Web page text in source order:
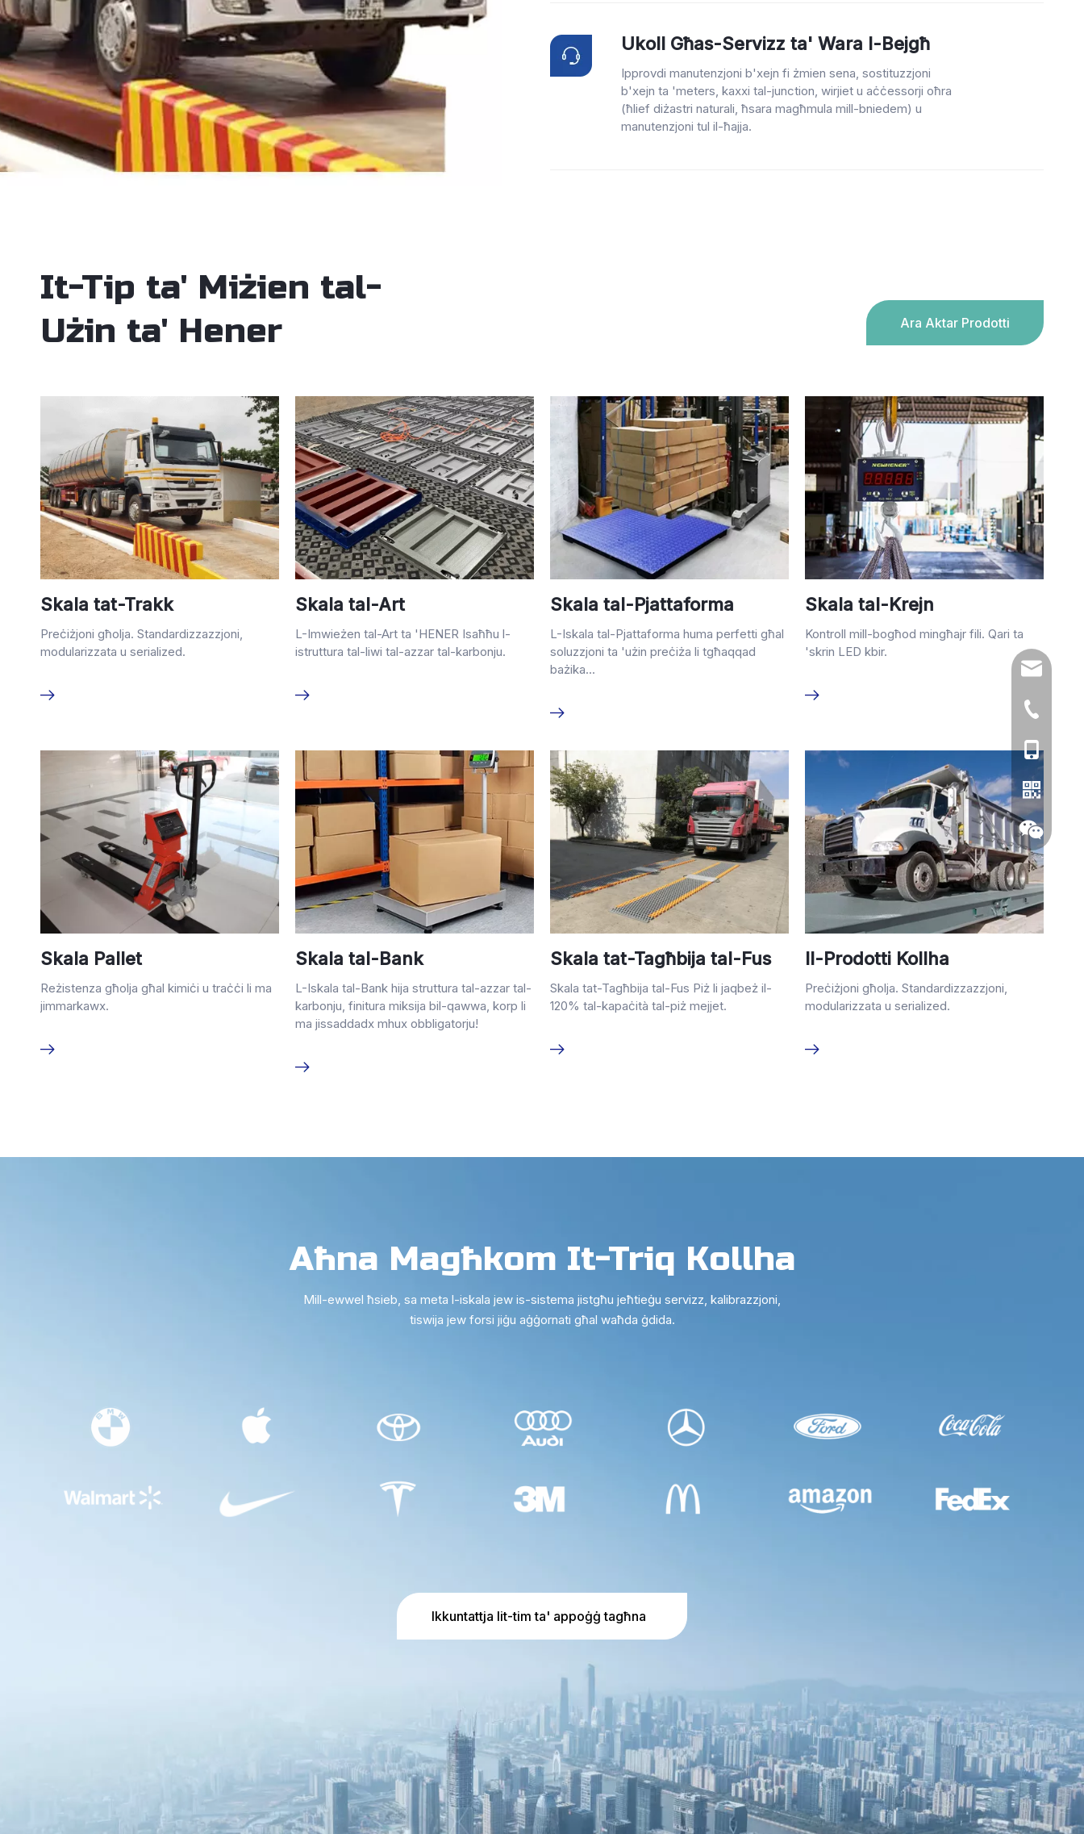
Ukoll Għas-Servizz ta' Wara l-Bejgħ
Ipprovdi manutenzjoni b'xejn fi żmien sena, sostituzzjoni
b'xejn ta 'meters, kaxxi tal-junction, wirjiet u aċċessorji oħra
(ħlief diżastri naturali, ħsara magħmula mill-bniedem) u
manutenzjoni tul il-ħajja.
It-Tip ta' Miżien tal-
Użin ta' Hener
Ara Aktar Prodotti
Skala tat-Trakk
Preċiżjoni għolja. Standardizzazzjoni,
modularizzata u serialized.
Skala tal-Art
L-Imwieżen tal-Art ta 'HENER Isaħħu l-
istruttura tal-liwi tal-azzar tal-karbonju.
Skala tal-Pjattaforma
L-Iskala tal-Pjattaforma huma perfetti għal
soluzzjoni ta 'użin preċiża li tgħaqqad
bażika...
Skala tal-Krejn
Kontroll mill-bogħod mingħajr fili. Qari ta
'skrin LED kbir.
Skala Pallet
Reżistenza għolja għal kimiċi u traċċi li ma
jimmarkawx.
Skala tal-Bank
L-Iskala tal-Bank hija struttura tal-azzar tal-
karbonju, finitura miksija bil-qawwa, korp li
ma jissaddadx mhux obbligatorju!
Skala tat-Tagħbija tal-Fus
Skala tat-Tagħbija tal-Fus Piż li jaqbeż il-
120% tal-kapaċità tal-piż mejjet.
Il-Prodotti Kollha
Preċiżjoni għolja. Standardizzazzjoni,
modularizzata u serialized.
Aħna Magħkom It-Triq Kollha
Mill-ewwel ħsieb, sa meta l-iskala jew is-sistema jistgħu jeħtieġu servizz, kalibrazzjoni,
tiswija jew forsi jiġu aġġornati għal waħda ġdida.
Ikkuntattja lit-tim ta' appoġġ tagħna
86-519-
86-